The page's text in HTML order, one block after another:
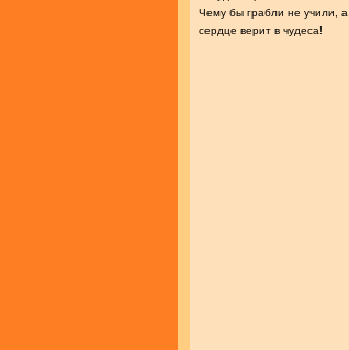
Чему бы грабли не учили, а
сердце верит в чудеса!